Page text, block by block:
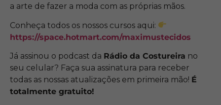
a arte de fazer a moda com as próprias mãos.
Conheça todos os nossos cursos aqui:
https://space.hotmart.com/maximustecidos
Já assinou o podcast da Rádio da Costureira no
seu celular? Faça sua assinatura para receber
todas as nossas atualizações em primeira mão! É
totalmente gratuito!